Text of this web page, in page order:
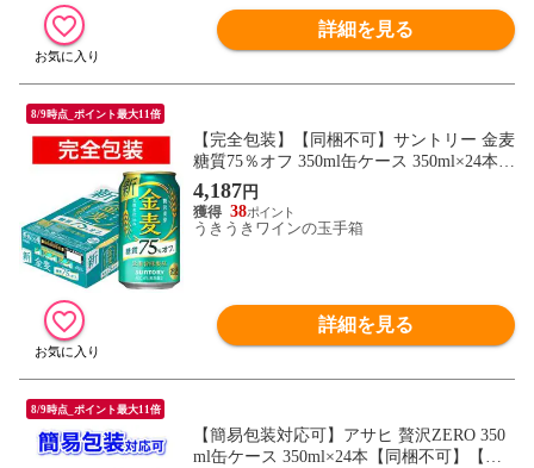
詳細を見る
8/9時点_ポイント最大11倍
【完全包装】【同梱不可】サントリー 金麦
糖質75％オフ 350ml缶ケース 350ml×24本
(24本入り)【ビール】【国産】【缶ビー
ル】【ギフト】【お中元】【御中元】
SUNTORY BEER SET 350ml×24
4,187 円
38
うきうきワインの玉手箱
詳細を見る
8/9時点_ポイント最大11倍
【簡易包装対応可】アサヒ 贅沢ZERO 350
ml缶ケース 350ml×24本【同梱不可】【代